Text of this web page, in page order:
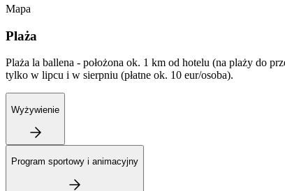
Mapa
Plaża
Plaża la ballena - położona ok. 1 km od hotelu (na plaży do
tylko w lipcu i w sierpniu (płatne ok. 10 eur/osoba).
Wyżywienie
Program sportowy i animacyjny